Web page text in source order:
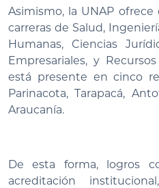
Asimismo, la UNAP
carreras de Salud,
Humanas, Ciencias
Empresariales, y
está presente en cinco
Parinacota, Tarapacá,
Araucanía.
De esta forma, logros
acreditación